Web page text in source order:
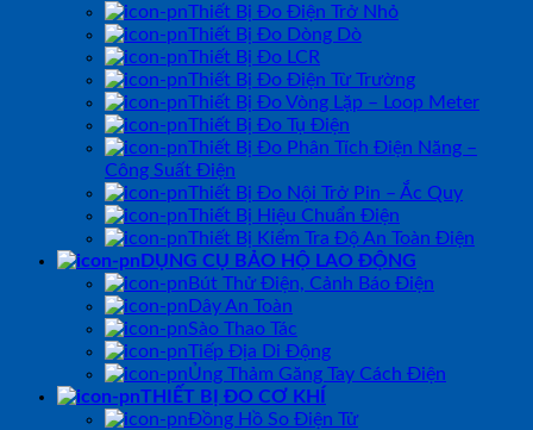
Thiết Bị Đo Điện Trở Nhỏ
Thiết Bị Đo Dòng Dò
Thiết Bị Đo LCR
Thiết Bị Đo Điện Từ Trường
Thiết Bị Đo Vòng Lặp – Loop Meter
Thiết Bị Đo Tụ Điện
Thiết Bị Đo Phân Tích Điện Năng –
Công Suất Điện
Thiết Bị Đo Nội Trở Pin – Ắc Quy
Thiết Bị Hiệu Chuẩn Điện
Thiết Bị Kiểm Tra Độ An Toàn Điện
DỤNG CỤ BẢO HỘ LAO ĐỘNG
Bút Thử Điện, Cảnh Báo Điện
Dây An Toàn
Sào Thao Tác
Tiếp Địa Di Động
Ủng Thảm Găng Tay Cách Điện
THIẾT BỊ ĐO CƠ KHÍ
Đồng Hồ So Điện Tử